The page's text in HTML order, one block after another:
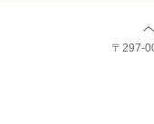
〒297-